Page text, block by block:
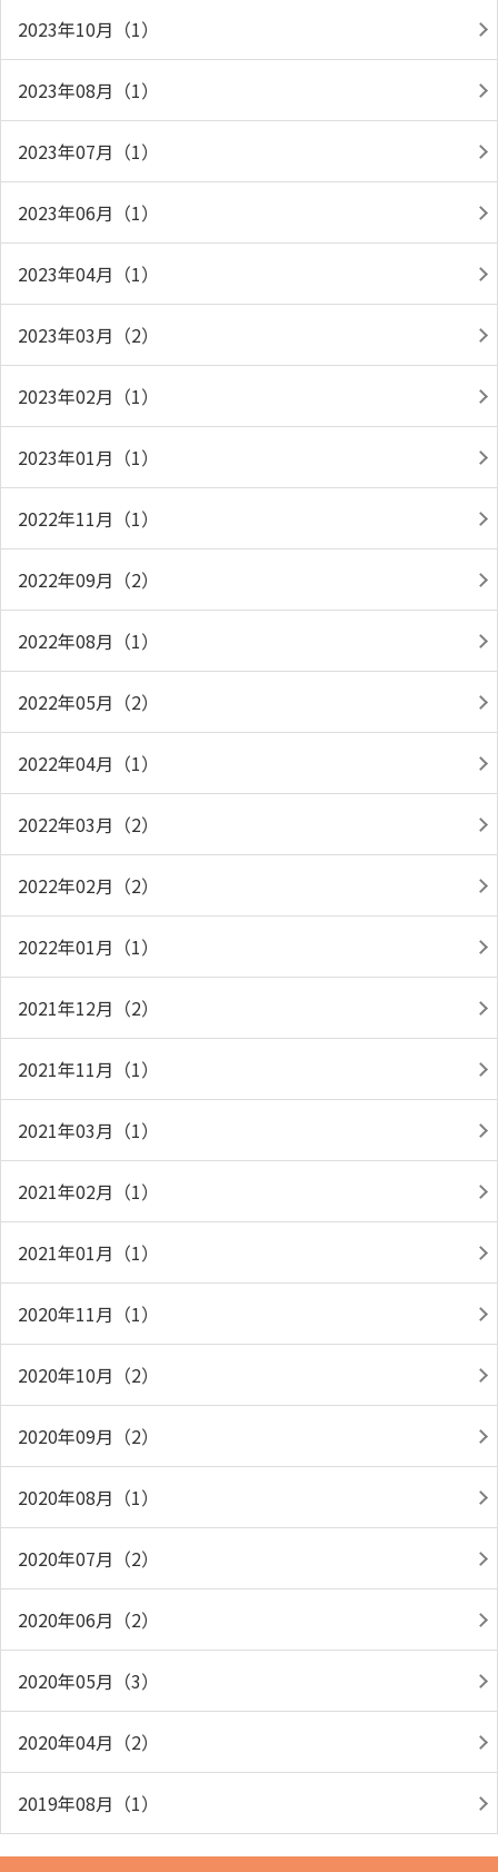
2023年10月（1）
2023年08月（1）
2023年07月（1）
2023年06月（1）
2023年04月（1）
2023年03月（2）
2023年02月（1）
2023年01月（1）
2022年11月（1）
2022年09月（2）
2022年08月（1）
2022年05月（2）
2022年04月（1）
2022年03月（2）
2022年02月（2）
2022年01月（1）
2021年12月（2）
2021年11月（1）
2021年03月（1）
2021年02月（1）
2021年01月（1）
2020年11月（1）
2020年10月（2）
2020年09月（2）
2020年08月（1）
2020年07月（2）
2020年06月（2）
2020年05月（3）
2020年04月（2）
2019年08月（1）